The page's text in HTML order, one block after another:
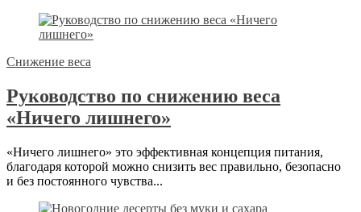
Снижение веса
Руководство по снижению веса
«Ничего лишнего»
«Ничего лишнего» это эффективная концепция питания,
благодаря которой можно снизить вес правильно, безопасно
и без постоянного чувства...